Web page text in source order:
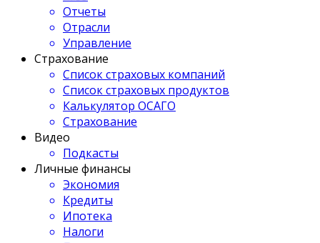
Отчеты
Отрасли
Управление
Страхование
Список страховых компаний
Список страховых продуктов
Калькулятор ОСАГО
Страхование
Видео
Подкасты
Личные финансы
Экономия
Кредиты
Ипотека
Налоги